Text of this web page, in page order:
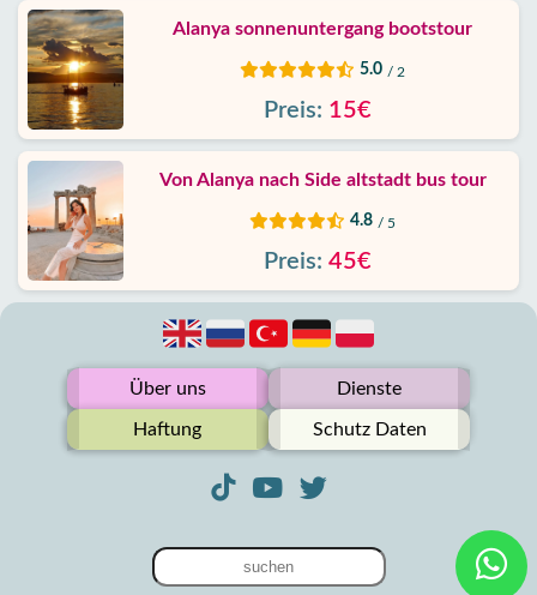
Alanya sonnenuntergang bootstour
5.0 / 2
Preis: 15€
Von Alanya nach Side altstadt bus tour
4.8 / 5
Preis: 45€
Über uns Dienste
Haftung Schutz Daten